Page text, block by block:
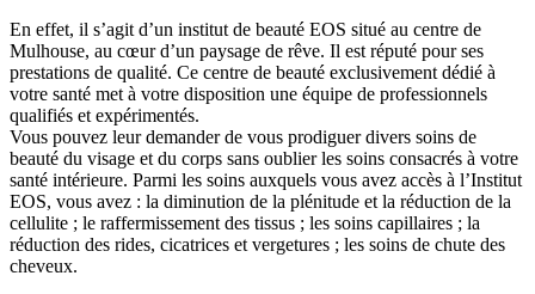
En effet, il s’agit d’un institut de beauté EOS situé au centre de
Mulhouse, au cœur d’un paysage de rêve. Il est réputé pour ses
prestations de qualité. Ce centre de beauté exclusivement dédié à
votre santé met à votre disposition une équipe de professionnels
qualifiés et expérimentés.
Vous pouvez leur demander de vous prodiguer divers soins de
beauté du visage et du corps sans oublier les soins consacrés à votre
santé intérieure. Parmi les soins auxquels vous avez accès à l’Institut
EOS, vous avez : la diminution de la plénitude et la réduction de la
cellulite ; le raffermissement des tissus ; les soins capillaires ; la
réduction des rides, cicatrices et vergetures ; les soins de chute des
cheveux.